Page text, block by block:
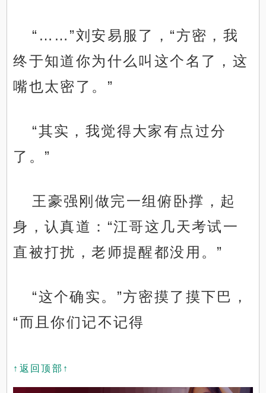
“……”刘安易服了，“方密，我
终于知道你为什么叫这个名了，这
嘴也太密了。”
“其实，我觉得大家有点过分
了。”
王豪强刚做完一组俯卧撑，起
身，认真道：“江哥这几天考试一
直被打扰，老师提醒都没用。”
“这个确实。”方密摸了摸下巴，
“而且你们记不记得
↑返回顶部↑